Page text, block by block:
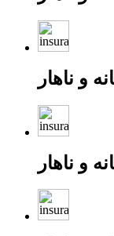
و ناهار
و ناهار